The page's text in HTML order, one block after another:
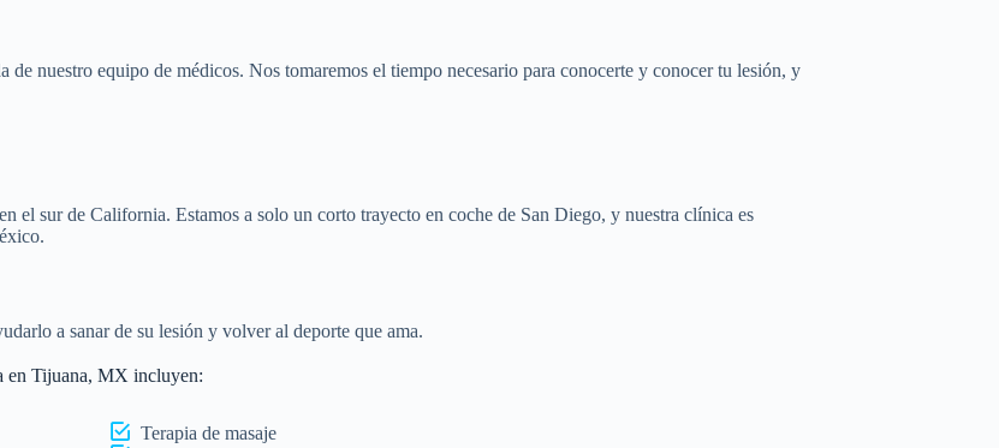
de nuestro equipo de médicos. Nos tomaremos el tiempo necesario para conocerte y conocer tu lesión, y
el sur de California. Estamos a solo un corto trayecto en coche de San Diego, y nuestra clínica es
a sanar de su lesión y volver al deporte que ama.
en Tijuana, MX incluyen:
Terapia de masaje